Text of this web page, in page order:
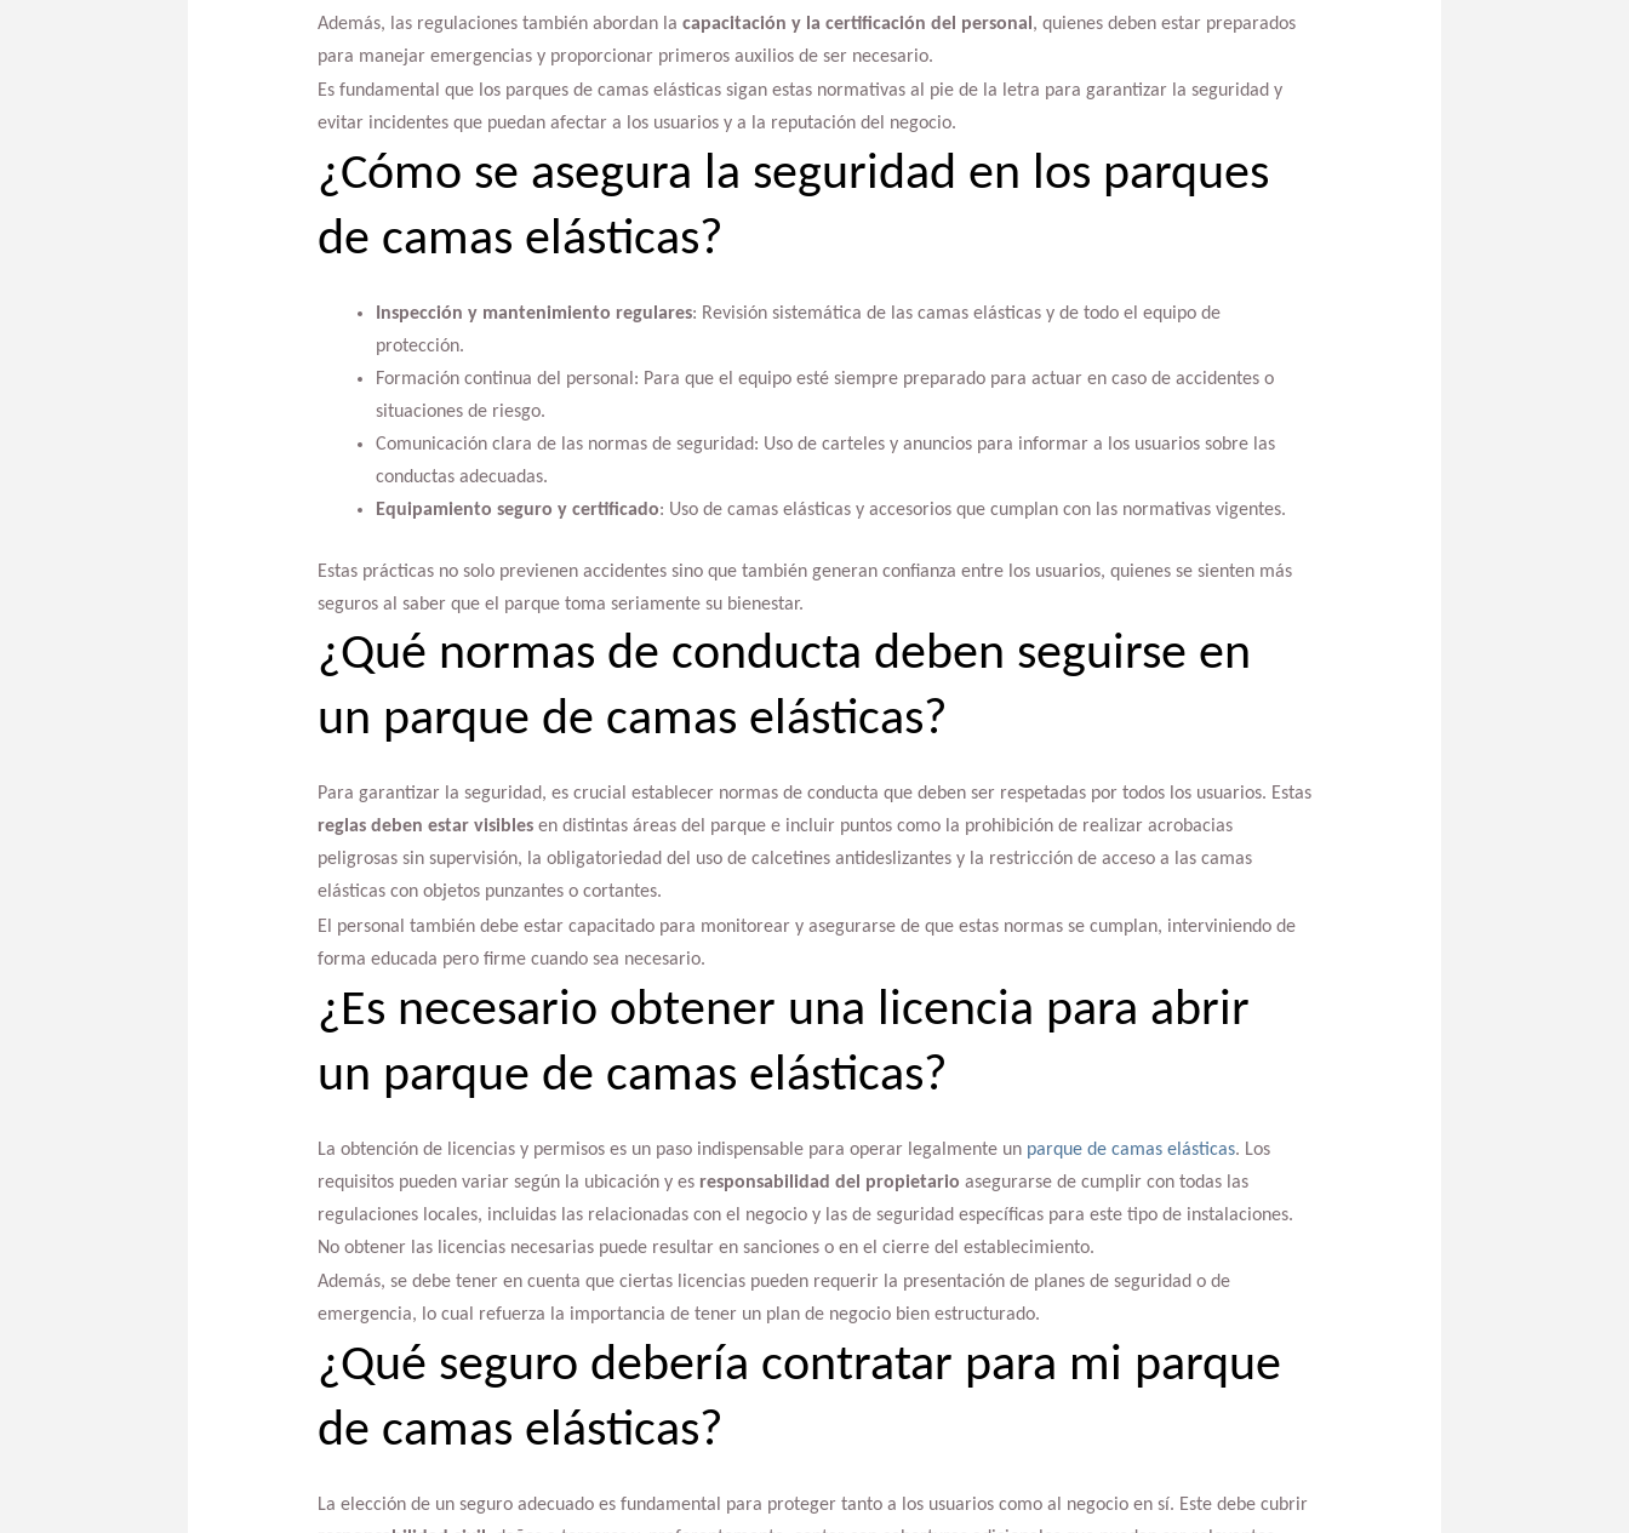
Además, las regulaciones también abordan la capacitación y la certificación del personal , quienes deben estar preparados
para manejar emergencias y proporcionar primeros auxilios de ser necesario.
Es fundamental que los parques de camas elásticas sigan estas normativas al pie de la letra para garantizar la seguridad y
evitar incidentes que puedan afectar a los usuarios y a la reputación del negocio.
¿Cómo se asegura la seguridad en los parques
de camas elásticas?
Inspección y mantenimiento regulares: Revisión sistemática de las camas elásticas y de todo el equipo de
protección.
Formación continua del personal: Para que el equipo esté siempre preparado para actuar en caso de accidentes o
situaciones de riesgo.
Comunicación clara de las normas de seguridad: Uso de carteles y anuncios para informar a los usuarios sobre las
conductas adecuadas.
Equipamiento seguro y certificado: Uso de camas elásticas y accesorios que cumplan con las normativas vigentes.
Estas prácticas no solo previenen accidentes sino que también generan confianza entre los usuarios, quienes se sienten más
seguros al saber que el parque toma seriamente su bienestar.
¿Qué normas de conducta deben seguirse en
un parque de camas elásticas?
Para garantizar la seguridad, es crucial establecer normas de conducta que deben ser respetadas por todos los usuarios. Estas
reglas deben estar visiblesen distintas áreas del parque e incluir puntos como la prohibición de realizar acrobacias
peligrosas sin supervisión, la obligatoriedad del uso de calcetines antideslizantes y la restricción de acceso a las camas
elásticas con objetos punzantes o cortantes.
El personal también debe estar capacitado para monitorear y asegurarse de que estas normas se cumplan, interviniendo de
forma educada pero firme cuando sea necesario.
¿Es necesario obtener una licencia para abrir
un parque de camas elásticas?
La obtención de licencias y permisos es un paso indispensable para operar legalmente un parque de camas elásticas. Los
requisitos pueden variar según la ubicación y es responsabilidad del propietario asegurarse de cumplir con todas las
regulaciones locales, incluidas las relacionadas con el negocio y las de seguridad específicas para este tipo de instalaciones.
No obtener las licencias necesarias puede resultar en sanciones o en el cierre del establecimiento.
Además, se debe tener en cuenta que ciertas licencias pueden requerir la presentación de planes de seguridad o de
emergencia, lo cual refuerza la importancia de tener un plan de negocio bien estructurado.
¿Qué seguro debería contratar para mi parque
de camas elásticas?
La elección de un seguro adecuado es fundamental para proteger tanto a los usuarios como al negocio en sí. Este debe cubrir